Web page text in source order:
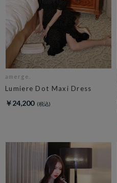
amerge.
Lumiere Dot Maxi Dress
￥24,200